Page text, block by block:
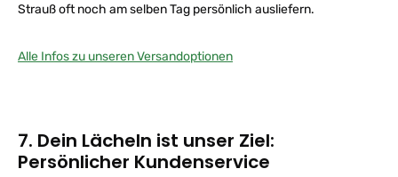
Strauß oft noch am selben Tag persönlich ausliefern.
Alle Infos zu unseren Versandoptionen
7. Dein Lächeln ist unser Ziel:
Persönlicher Kundenservice